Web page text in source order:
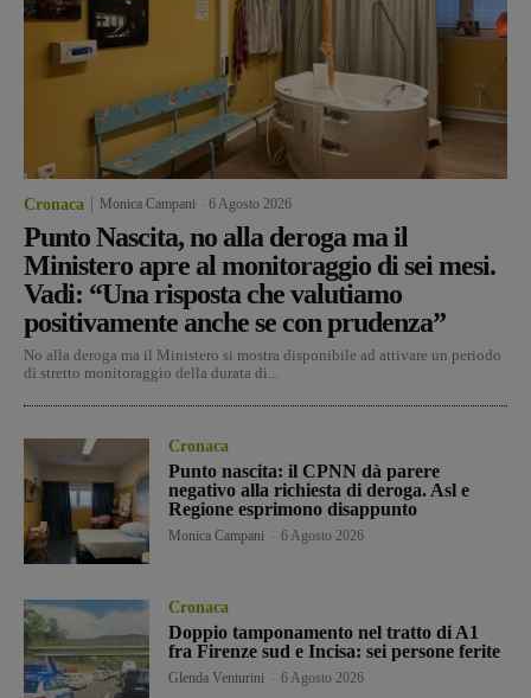
Cronaca Monica Campani 6 Agosto 2026
Punto Nascita, no alla deroga ma il
Ministero apre al monitoraggio di sei mesi.
Vadi: “Una risposta che valutiamo
positivamente anche se con prudenza”
No alla deroga ma il Ministero si mostra disponibile ad attivare un periodo
di stretto monitoraggio della durata di...
Cronaca
Punto nascita: il CPNN dà parere
negativo alla richiesta di deroga. Asl e
Regione esprimono disappunto
Monica Campani 6 Agosto 2026
Cronaca
Doppio tamponamento nel tratto di A1
fra Firenze sud e Incisa: sei persone ferite
Glenda Venturini 6 Agosto 2026